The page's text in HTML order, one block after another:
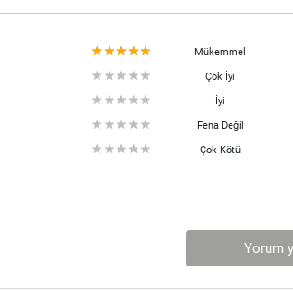
Mükemmel
Çok İyi
İyi
Fena Değil
Çok Kötü
Yorum